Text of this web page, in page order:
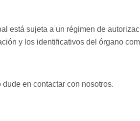
está sujeta a un régimen de
y los identificativos del órgano
en contactar con nosotros.